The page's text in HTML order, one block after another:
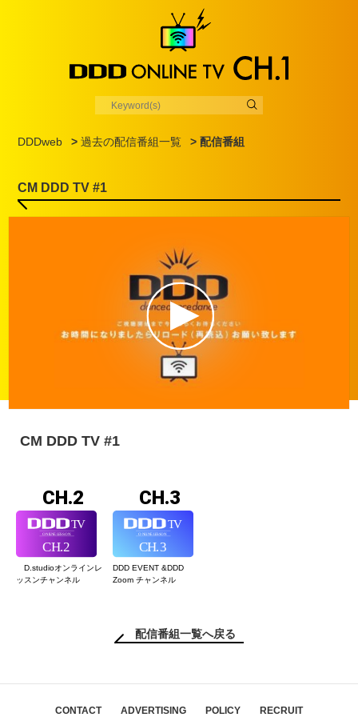
DDDweb >過去の配信番組一覧 > 配信番組
CM DDD TV #1
CM DDD TV #1
CH.2
D.studioオンラインレ
ッスンチャンネル
CH.3
DDD EVENT &DDD
Zoom チャンネル
配信番組一覧へ戻る
CONTACT ADVERTISING POLICY RECRUIT